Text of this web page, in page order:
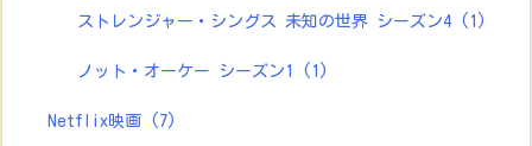
ストレンジャー・シングス 未知の世界 シーズン4 (1)
ノット・オーケー シーズン1 (1)
Netflix映画 (7)